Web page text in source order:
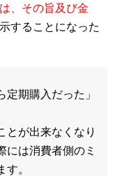
、その旨及び金
することになった
定期購入だった」
とが出来なくなり
には消費者側のミ
。